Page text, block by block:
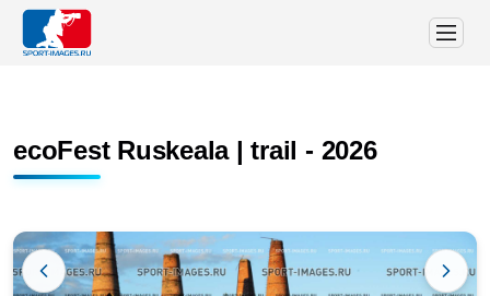
ecoFest Ruskeala | trail - 2026